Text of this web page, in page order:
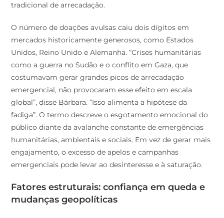
mercados historicamente generosos, como Estados
Unidos, Reino Unido e Alemanha. “Crises humanitárias
como a guerra no Sudão e o conflito em Gaza, que
costumavam gerar grandes picos de arrecadação
emergencial, não provocaram esse efeito em escala
global”, disse Bárbara. “Isso alimenta a hipótese da
fadiga”. O termo descreve o esgotamento emocional do
público diante da avalanche constante de emergências
humanitárias, ambientais e sociais. Em vez de gerar mais
engajamento, o excesso de apelos e campanhas
emergenciais pode levar ao desinteresse e à saturação.
mudanças geopolíticas